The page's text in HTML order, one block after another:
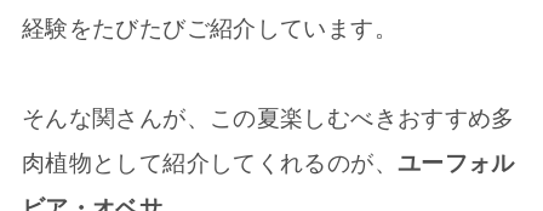
経験をたびたびご紹介しています。
そんな関さんが、この夏楽しむべきおすすめ多
肉植物として紹介してくれるのが、 ユーフォル